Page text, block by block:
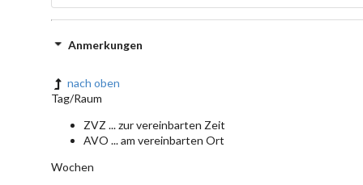
Anmerkungen
nach oben
Tag/Raum
ZVZ ... zur vereinbarten Zeit
AVO ... am vereinbarten Ort
Wochen